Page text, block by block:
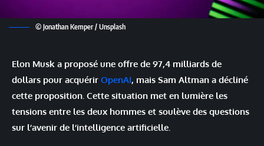
© Jonathan Kemper / Unsplash
Elon Musk a proposé une offre de 97,4 milliards de
dollars pour acquérir OpenAI, mais Sam Altman a décliné
cette proposition. Cette situation met en lumière les
tensions entre les deux hommes et soulève des questions
sur l’avenir de l’intelligence artificielle.